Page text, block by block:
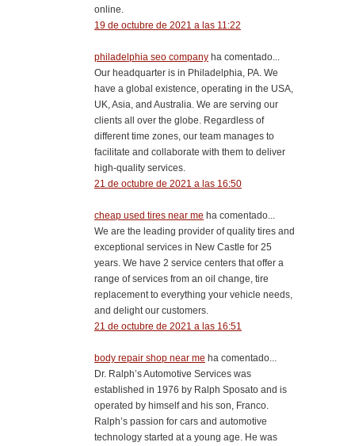
online.
19 de octubre de 2021 a las 11:22
philadelphia seo company ha comentado...
Our headquarter is in Philadelphia, PA. We
have a global existence, operating in the USA,
UK, Asia, and Australia. We are serving our
clients all over the globe. Regardless of
different time zones, our team manages to
facilitate and collaborate with them to deliver
high-quality services.
21 de octubre de 2021 a las 16:50
cheap used tires near me ha comentado...
We are the leading provider of quality tires and
exceptional services in New Castle for 25
years. We have 2 service centers that offer a
range of services from an oil change, tire
replacement to everything your vehicle needs,
and delight our customers.
21 de octubre de 2021 a las 16:51
body repair shop near me ha comentado...
Dr. Ralph’s Automotive Services was
established in 1976 by Ralph Sposato and is
operated by himself and his son, Franco.
Ralph’s passion for cars and automotive
technology started at a young age. He was